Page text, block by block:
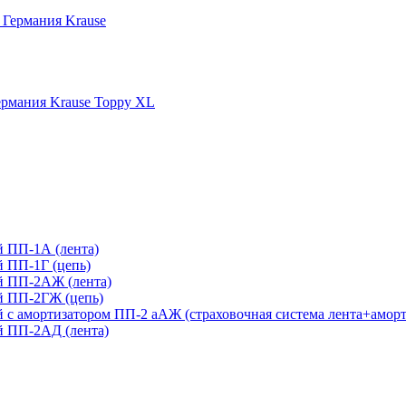
Krause
Krause Toppy XL
ПП-1А (лента)
ПП-1Г (цепь)
ПП-2АЖ (лента)
ПП-2ГЖ (цепь)
амортизатором ПП-2 аАЖ (страховочная система
ПП-2АД (лента)